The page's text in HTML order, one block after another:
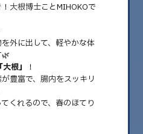
大根博士ことMIHOKOで
外に出して、軽やかな体
「大根」
！
豊富で、腸内をスッキリ
くれるので、春のほてり